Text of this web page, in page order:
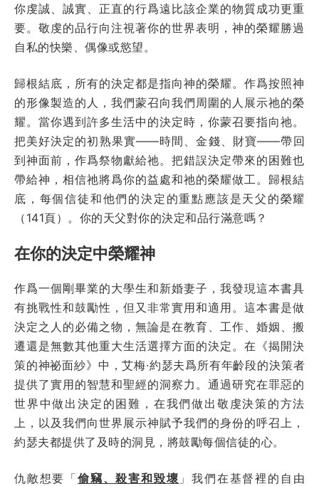
你虔誠、誠實、正直的行爲遠比該企業的物質成功更重
要。敬虔的品行向注視著你的世界表明，神的榮耀勝過
自私的快樂、偶像或慾望。
歸根結底，所有的決定都是指向神的榮耀。作爲按照神
的形像製造的人，我們蒙召向我們周圍的人展示祂的榮
耀。當你遇到許多生活中的決定時，你蒙召要指向祂。
把美好決定的初熟果實——時間、金錢、財寶——帶回
到神面前，作爲祭物獻給祂。把錯誤決定帶來的困難也
帶給神，相信祂將爲你的益處和祂的榮耀做工。歸根結
底，每個信徒和他們的決定的重點應該是天父的榮耀
（141頁）。你的天父對你的決定和品行滿意嗎？
在你的決定中榮耀神
作爲一個剛畢業的大學生和新婚妻子，我發現這本書具
有挑戰性和鼓勵性，但又非常實用和適用。這本書是做
決定之人的必備之物，無論是在教育、工作、婚姻、搬
遷還是無數其他重大生活選擇方面的決定。在《揭開決
策的神祕面紗》中，艾梅·約瑟夫爲所有年齡段的決策者
提供了實用的智慧和聖經的洞察力。通過研究在罪惡的
世界中做出決定的困難，在我們做出敬虔決策的方法
上，以及我們向世界展示神賦予我們的身份的呼召上，
約瑟夫都提供了及時的洞見，將鼓勵每個信徒的心。
仇敵想要「偷竊、殺害和毀壞 」我們在基督裡的自由